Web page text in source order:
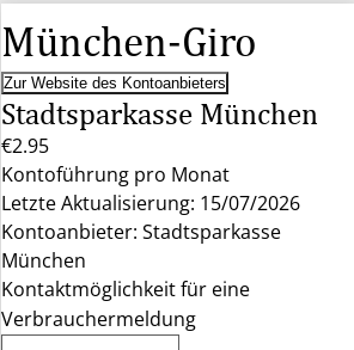
München-Giro
Zur Website des Kontoanbieters
Stadtsparkasse München
€2.95
Kontoführung pro Monat
Letzte Aktualisierung: 15/07/2026
Kontoanbieter: Stadtsparkasse
München
Kontaktmöglichkeit für eine
Verbrauchermeldung